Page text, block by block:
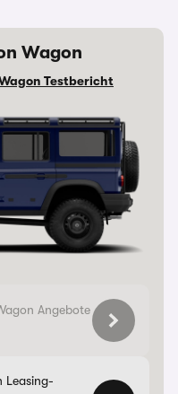
Wagon
Testbericht
Angebote
Leasing-